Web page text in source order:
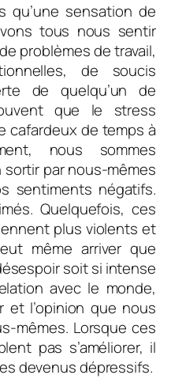
qu’une sensation de
tous nous sentir
problèmes de travail,
de soucis
de quelqu’un de
que le stress
cafardeux de temps à
nous sommes
par nous-mêmes
sentiments négatifs.
Quelquefois, ces
plus violents et
même arriver que
soit si intense
avec le monde,
l’opinion que nous
mêmes. Lorsque ces
pas s’améliorer, il
devenus dépressifs.